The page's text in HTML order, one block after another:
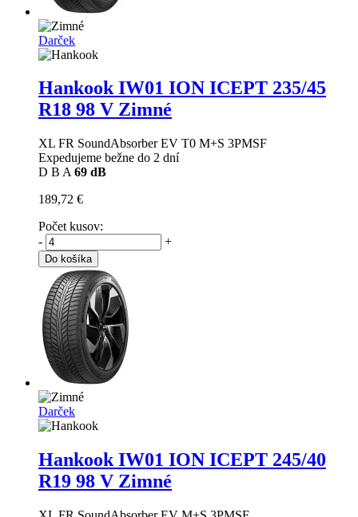
Darček
Hankook IW01 ION ICEPT 235/45
R18 98 V Zimné
XL FR SoundAbsorber EV T0 M+S 3PMSF
Expedujeme bežne do 2 dní
D B A 69 dB
189,72 €
Počet kusov:
-
+
Do košíka
Darček
Hankook IW01 ION ICEPT 245/40
R19 98 V Zimné